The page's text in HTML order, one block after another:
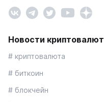
Новости криптовалют
# криптовалюта
# биткоин
# блокчейн